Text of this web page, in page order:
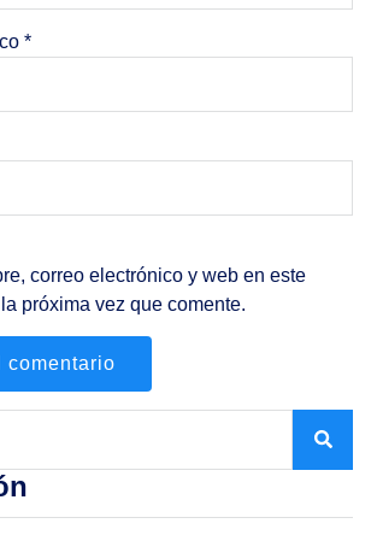
*
correo electrónico y web en este
próxima vez que comente.